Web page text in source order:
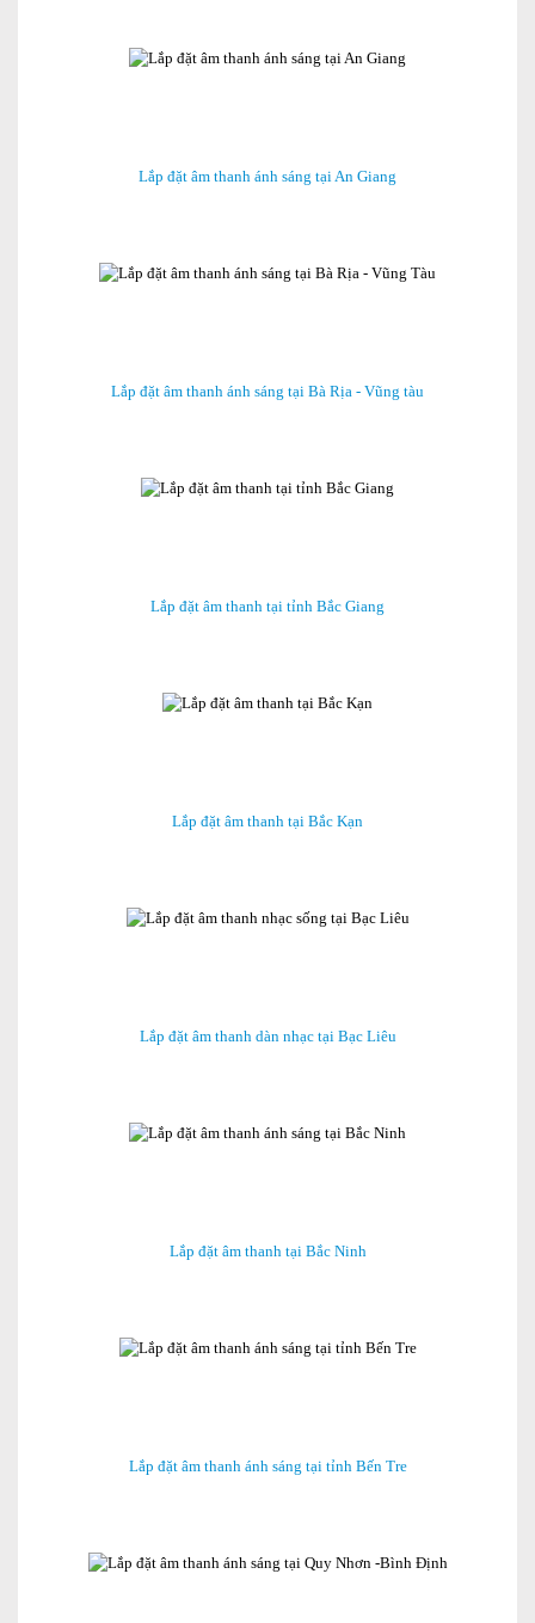
Lắp đặt âm thanh ánh sáng tại An Giang
Lắp đặt âm thanh ánh sáng tại Bà Rịa - Vũng tàu
Lắp đặt âm thanh tại tỉnh Bắc Giang
Lắp đặt âm thanh tại Bắc Kạn
Lắp đặt âm thanh dàn nhạc tại Bạc Liêu
Lắp đặt âm thanh tại Bắc Ninh
Lắp đặt âm thanh ánh sáng tại tỉnh Bến Tre